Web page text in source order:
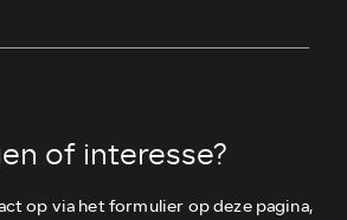
of interesse?
op via het formulier op deze pagina,